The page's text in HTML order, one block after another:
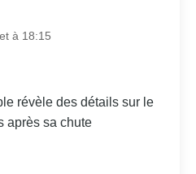
à 18:15
révèle des détails sur le
après sa chute